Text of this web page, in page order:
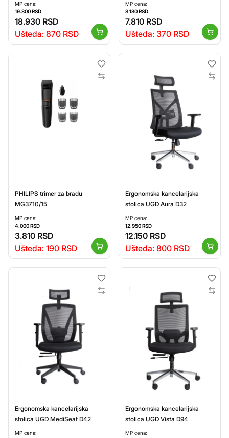
MP cena:
19.800RSD
18.930 RSD
Ušteda: 870 RSD
MP cena:
8.180RSD
7.810 RSD
Ušteda: 370 RSD
PHILIPS trimer za bradu
MG3710/15
MP cena:
4.000RSD
3.810 RSD
Ušteda: 190 RSD
Ergonomska kancelarijska
stolica UGD Aura D32
MP cena:
12.950RSD
12.150 RSD
Ušteda: 800 RSD
Ergonomska kancelarijska
stolica UGD MediSeat D42
MP cena:
Ergonomska kancelarijska
stolica UGD Vista D94
MP cena: